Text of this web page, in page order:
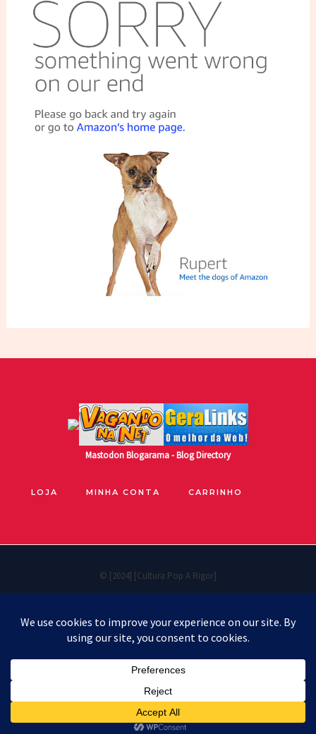
MastodonBlogarama - Blog Directory
LOJA MINHA CONTA CARRINHO
© [2024] [Cultura Pop A Rigor]
Políticas de privacidade
Cookie Policy